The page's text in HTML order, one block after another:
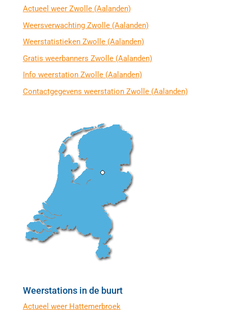
Actueel weer Zwolle (Aalanden)
Weersverwachting Zwolle (Aalanden)
Weerstatistieken Zwolle (Aalanden)
Gratis weerbanners Zwolle (Aalanden)
Info weerstation Zwolle (Aalanden)
Contactgegevens weerstation Zwolle (Aalanden)
Weerstations in de buurt
Actueel weer Hattemerbroek